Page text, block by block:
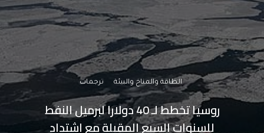
الطاقة والمناخ والبيئة ترجمات
روسيا تخطط لـ 40 دولارا لبرميل النفط
للسنوات السبع المقبلة مع اشتداد